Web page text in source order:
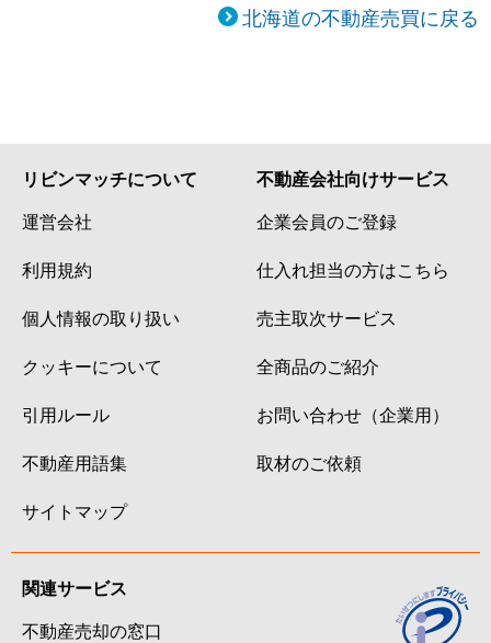
北海道の不動産売買に戻る
リビンマッチについて
運営会社
利用規約
個人情報の取り扱い
クッキーについて
引用ルール
不動産用語集
サイトマップ
不動産会社向けサービス
企業会員のご登録
仕入れ担当の方はこちら
売主取次サービス
全商品のご紹介
お問い合わせ（企業用）
取材のご依頼
関連サービス
不動産売却の窓口